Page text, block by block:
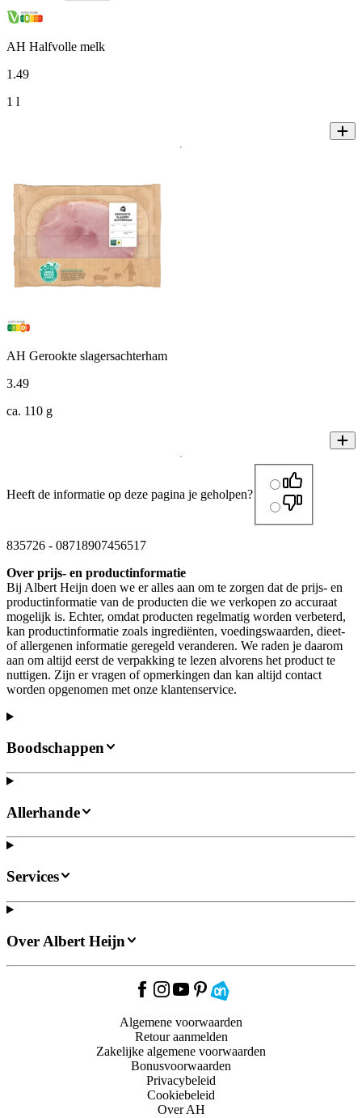
AH Halfvolle melk
1 .49
1 l
AH Gerookte slagersachterham
3.49
ca. 110 g
Heeft de informatie op deze pagina je geholpen?
835726 - 08718907456517
Over prijs- en productinformatie
Bij Albert Heijn doen we er alles aan om te zorgen dat de prijs- en
productinformatie van de producten die we verkopen zo accuraat
mogelijk is. Echter, omdat producten regelmatig worden verbeterd,
kan productinformatie zoals ingrediënten, voedingswaarden, dieet-
of allergenen informatie geregeld veranderen. We raden je daarom
aan om altijd eerst de verpakking te lezen alvorens het product te
nuttigen. Zijn er vragen of opmerkingen dan kan altijd contact
worden opgenomen met onze klantenservice.
Boodschappen
Allerhande
Services
Over Albert Heijn
Algemene voorwaarden
Retour aanmelden
Zakelijke algemene voorwaarden
Bonusvoorwaarden
Privacybeleid
Cookiebeleid
Over AH